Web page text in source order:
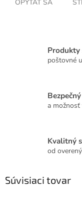
OPÝTAŤ SA
poštovné
a
Kvalitný
od
Súvisiaci tovar